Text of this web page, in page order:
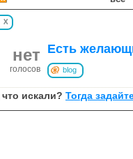
x
нет
голосов
Есть
blog
искали? Тогда